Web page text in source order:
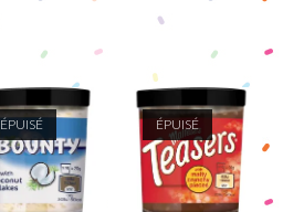
ÉPUISÉ ÉPUISÉ